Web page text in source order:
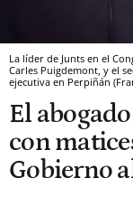
La líder de Junts en el
Carles Puigdemont, y el
ejecutiva en Perpiñán
El
con
Gobierno